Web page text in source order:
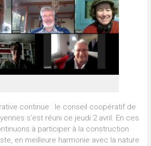
continue : le conseil coopératif de
s’est réuni ce jeudi 2 avril. En ces
à participer à la construction
en meilleure harmonie avec la nature